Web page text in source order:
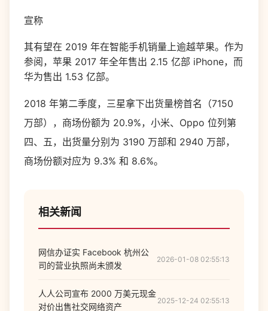
宣称
其有望在 2019 年在智能手机销量上逾越苹果。作为
参阅，苹果 2017 年全年售出 2.15 亿部 iPhone，而
华为售出 1.53 亿部。
2018 年第二季度，三星拿下出货量榜首名（7150
万部），商场份额为 20.9%，小米、Oppo 位列第
四、五，出货量分别为 3190 万部和 2940 万部，
商场份额对应为 9.3% 和 8.6%。
相关新闻
网信办证实 Facebook 杭州公
司的营业执照尚未颁发
2026-01-08 02:55:13
人人公司宣布 2000 万美元现金
对价出售社交网络资产
2025-12-24 02:55:13